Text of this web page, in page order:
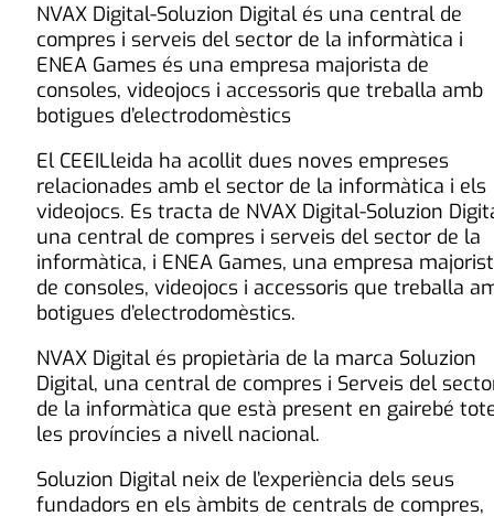
NVAX Digital-Soluzion Digital és una central de
compres i serveis del sector de la informàtica i
ENEA Games és una empresa majorista de
consoles, videojocs i accessoris que treballa amb
botigues d’electrodomèstics
El CEEILleida ha acollit dues noves empreses
relacionades amb el sector de la informàtica i els
videojocs. Es tracta de NVAX Digital-Soluzion
una central de compres i serveis del sector de la
informàtica, i ENEA Games, una empresa
de consoles, videojocs i accessoris que treballa
botigues d’electrodomèstics.
NVAX Digital és propietària de la marca Soluzion
Digital, una central de compres i Serveis del
de la informàtica que està present en gairebé
les províncies a nivell nacional.
Soluzion Digital neix de l’experiència dels seus
fundadors en els àmbits de centrals de compres,